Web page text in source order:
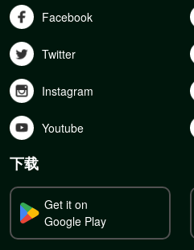
Facebook
Twitter
Instagram
Youtube
下载
Get it on
Google Play